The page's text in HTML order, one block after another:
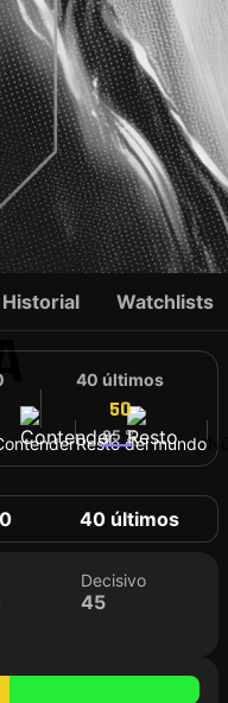
Resto del mundo
Historial Watchlists
40 últimos
50
85 %
40 últimos
Decisivo
45